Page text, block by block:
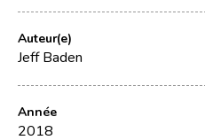
Auteur(e)
Jeff Baden
Année
2018